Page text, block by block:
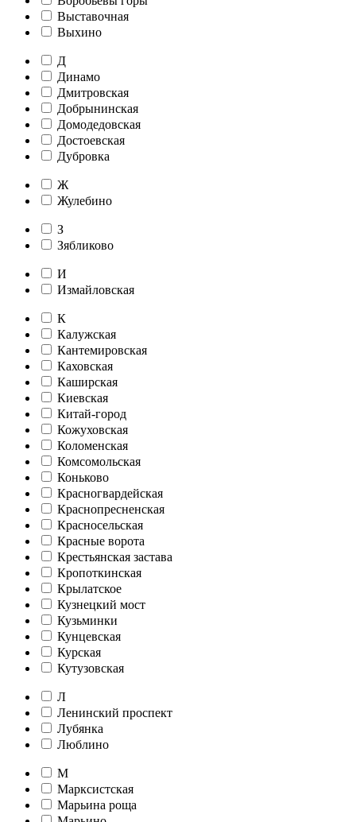
Выставочная
Выхино
Д
Динамо
Дмитровская
Добрынинская
Домодедовская
Достоевская
Дубровка
Ж
Жулебино
З
Зябликово
И
Измайловская
К
Калужская
Кантемировская
Каховская
Каширская
Киевская
Китай-город
Кожуховская
Коломенская
Комсомольская
Коньково
Красногвардейская
Краснопресненская
Красносельская
Красные ворота
Крестьянская застава
Кропоткинская
Крылатское
Кузнецкий мост
Кузьминки
Кунцевская
Курская
Кутузовская
Л
Ленинский проспект
Лубянка
Люблино
М
Марксистская
Марьина роща